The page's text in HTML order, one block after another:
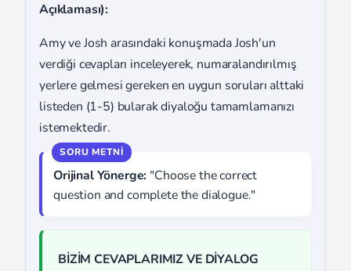
Açıklaması):
Amy ve Josh arasındaki konuşmada Josh'un
verdiği cevapları inceleyerek, numaralandırılmış
yerlere gelmesi gereken en uygun soruları alttaki
listeden (1-5) bularak diyaloğu tamamlamanızı
istemektedir.
Orijinal Yönerge: "Choose the correct
question and complete the dialogue."
BİZİM CEVAPLARIMIZ VE DİYALOG